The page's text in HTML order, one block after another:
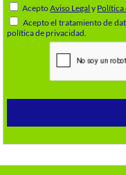
AceptoAviso Legal y Política
Acepto el tratamiento de
política de privacidad.